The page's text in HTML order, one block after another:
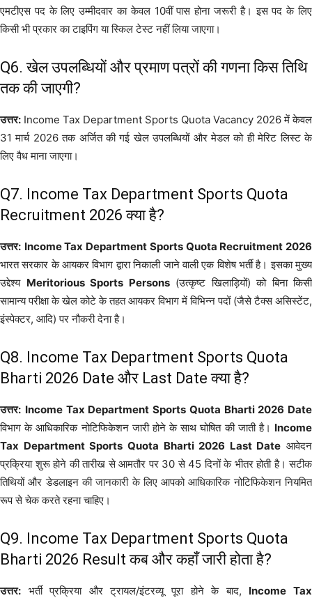
एमटीएस पद के लिए उम्मीदवार का केवल 10वीं पास होना जरूरी है। इस पद के लिए
किसी भी प्रकार का टाइपिंग या स्किल टेस्ट नहीं लिया जाएगा।
Q6. खेल उपलब्धियों और प्रमाण पत्रों की गणना किस तिथि
तक की जाएगी?
उत्तर: Income Tax Department Sports Quota Vacancy 2026 में केवल
31 मार्च 2026 तक अर्जित की गई खेल उपलब्धियों और मेडल को ही मेरिट लिस्ट के
लिए वैध माना जाएगा।
Q7. Income Tax Department Sports Quota
Recruitment 2026 क्या है?
उत्तर: Income Tax Department Sports Quota Recruitment 2026
भारत सरकार के आयकर विभाग द्वारा निकाली जाने वाली एक विशेष भर्ती है। इसका मुख्य
उद्देश्य Meritorious Sports Persons(उत्कृष्ट खिलाड़ियों) को बिना किसी
सामान्य परीक्षा के खेल कोटे के तहत आयकर विभाग में विभिन्न पदों (जैसे टैक्स असिस्टेंट,
इंस्पेक्टर, आदि) पर नौकरी देना है।
Q8. Income Tax Department Sports Quota
Bharti 2026 Date और Last Date क्या है?
उत्तर: Income Tax Department Sports Quota Bharti 2026 Date
विभाग के आधिकारिक नोटिफिकेशन जारी होने के साथ घोषित की जाती है। Income
Tax Department Sports Quota Bharti 2026 Last Date आवेदन
प्रक्रिया शुरू होने की तारीख से आमतौर पर 30 से 45 दिनों के भीतर होती है। सटीक
तिथियों और डेडलाइन की जानकारी के लिए आपको आधिकारिक नोटिफिकेशन नियमित
रूप से चेक करते रहना चाहिए।
Q9. Income Tax Department Sports Quota
Bharti 2026 Result कब और कहाँ जारी होता है?
उत्तर: भर्ती प्रक्रिया और ट्रायल/इंटरव्यू पूरा होने के बाद, Income Tax